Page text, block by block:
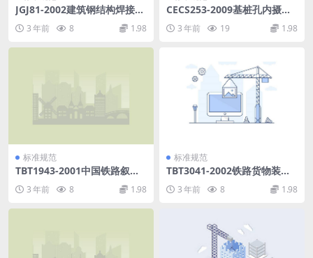
JGJ81-2002建筑钢结构焊接技
3 年前 8 1.98
CECS253-2009基桩孔内摄像
3 年前 19 1.98
标准规范
TBT1943-2001中国铁路叙词
3 年前 8 1.98
标准规范
TBT3041-2002铁路货物装载
3 年前 8 1.98